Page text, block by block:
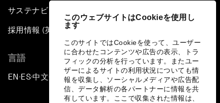
このウェブサイトはCookieを使用し
ます
このサイトではCookieを使って、ユーザー
に合わせたコンテンツや広告の表示、トラ
フィックの分析を行っています。またユー
ザーによるサイトの利用状況についても情
報を収集し、ソーシャルメディアや広告配
信、データ解析の各パートナーに情報を共
有しています。ここで収集された情報は、
サステナビリティへの取り組み
採用情報 (英語のみ)
言語
EN ▪ ES▪中文▪ 日本語